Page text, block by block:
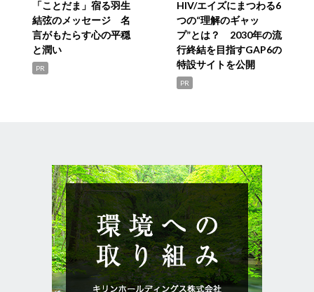
「ことだま」宿る羽生
結弦のメッセージ 名
言がもたらす心の平穏
と潤い
PR
HIV/エイズにまつわる6
つの“理解のギャッ
プ”とは？ 2030年の流
行終結を目指すGAP6の
特設サイトを公開
PR